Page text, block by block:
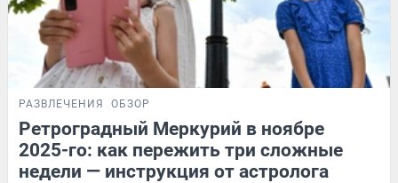
РАЗВЛЕЧЕНИЯ ОБЗОР
Ретроградный Меркурий в ноябре
2025-го: как пережить три сложные
недели — инструкция от астролога